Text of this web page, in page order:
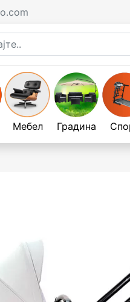
Мебел Градина